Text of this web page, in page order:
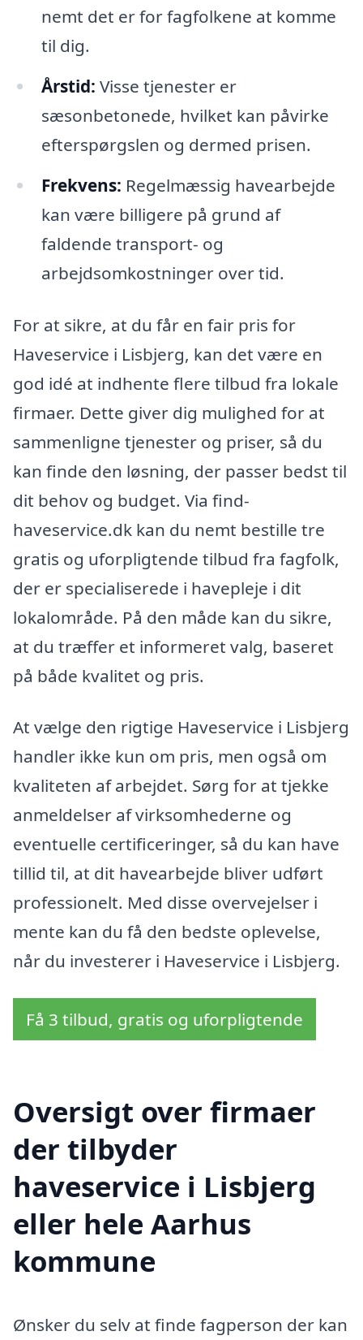
nemt det er for fagfolkene at komme
til dig.
Årstid: Visse tjenester er
sæsonbetonede, hvilket kan påvirke
efterspørgslen og dermed prisen.
Frekvens: Regelmæssig havearbejde
kan være billigere på grund af
faldende transport- og
arbejdsomkostninger over tid.
For at sikre, at du får en fair pris for
Haveservice i Lisbjerg, kan det være en
god idé at indhente flere tilbud fra lokale
firmaer. Dette giver dig mulighed for at
sammenligne tjenester og priser, så du
kan finde den løsning, der passer bedst til
dit behov og budget. Via find-
haveservice.dk kan du nemt bestille tre
gratis og uforpligtende tilbud fra fagfolk,
der er specialiserede i havepleje i dit
lokalområde. På den måde kan du sikre,
at du træffer et informeret valg, baseret
på både kvalitet og pris.
At vælge den rigtige Haveservice i Lisbjerg
handler ikke kun om pris, men også om
kvaliteten af arbejdet. Sørg for at tjekke
anmeldelser af virksomhederne og
eventuelle certificeringer, så du kan have
tillid til, at dit havearbejde bliver udført
professionelt. Med disse overvejelser i
mente kan du få den bedste oplevelse,
når du investerer i Haveservice i Lisbjerg.
Få 3 tilbud, gratis og uforpligtende
Oversigt over firmaer
der tilbyder
haveservice i Lisbjerg
eller hele Aarhus
kommune
Ønsker du selv at finde fagperson der kan